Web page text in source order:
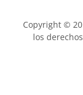
Copyright ©
los